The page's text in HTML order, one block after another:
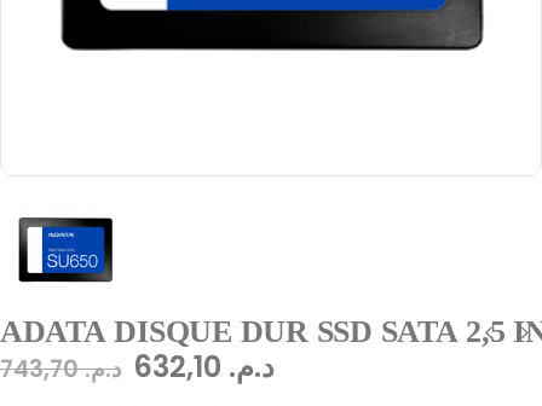
ADATA DISQUE DUR SSD SATA 2,5
د.م.743,70 د.م.